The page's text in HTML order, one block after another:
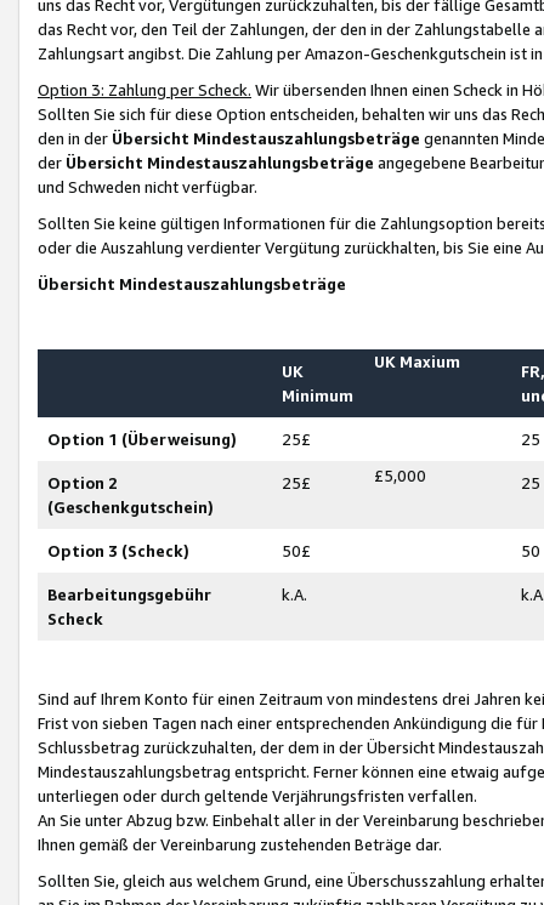
uns das Recht vor, Vergütungen zurückzuhalten, bis der fällige
das Recht vor, den Teil der Zahlungen, der den in der
Zahlungsart angibst. Die Zahlung per Amazon-Geschenkgutschein ist
Option 3: Zahlung per Scheck. Wir übersenden Ihnen einen Scheck in
Sollten Sie sich für diese Option entscheiden, behalten wir uns das
den in der Übersicht Mindestauszahlungsbeträge genannten
der Übersicht Mindestauszahlungsbeträge angegebene
und Schweden nicht verfügbar.
Sollten Sie keine gültigen Informationen für die Zahlungsoption
oder die Auszahlung verdienter Vergütung zurückhalten, bis Sie
Übersicht Mindestauszahlungsbeträge
UK
Minimum
UK Maxium
Option 1 (Überweisung) 25£ 25
Option 2
(Geschenkgutschein)
25£ £5,000 25
Option 3 (Scheck) 50£ 50
Bearbeitungsgebühr
Scheck
k.A.
Sind auf Ihrem Konto für einen Zeitraum von mindestens drei Jahren
Frist von sieben Tagen nach einer entsprechenden Ankündigung die
Schlussbetrag zurückzuhalten, der dem in der Übersicht
Mindestauszahlungsbetrag entspricht. Ferner können eine etwaig
unterliegen oder durch geltende Verjährungsfristen verfallen.
An Sie unter Abzug bzw. Einbehalt aller in der Vereinbarung
Ihnen gemäß der Vereinbarung zustehenden Beträge dar.
Sollten Sie, gleich aus welchem Grund, eine Überschusszahlung